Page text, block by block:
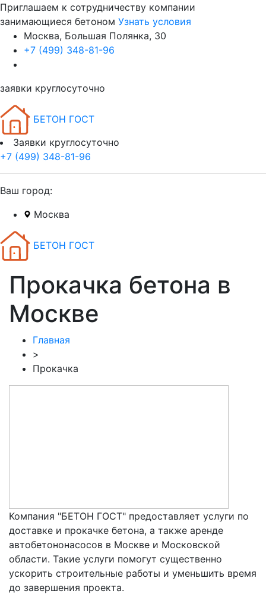
Приглашаем к сотрудничеству компании
занимающиеся бетоном Узнать условия
Москва, Большая Полянка, 30
+7 (499) 348-81-96
заявки круглосуточно
БЕТОН ГОСТ
Заявки круглосуточно
+7 (499) 348-81-96
Ваш город:
Москва
БЕТОН ГОСТ
Прокачка бетона в
Москве
Главная
>
Прокачка
Компания "БЕТОН ГОСТ" предоставляет услуги по
доставке и прокачке бетона, а также аренде
автобетононасосов в Москве и Московской
области. Такие услуги помогут существенно
ускорить строительные работы и уменьшить время
до завершения проекта.